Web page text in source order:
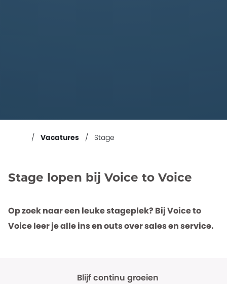
Vacatures Stage
Stage lopen bij Voice to Voice
Op zoek naar een leuke stageplek? Bij Voice to
Voice leer je alle ins en outs over sales en service.
Blijf continu groeien